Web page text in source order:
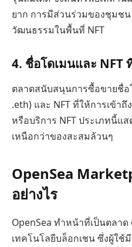
ยาก การมีส่วนร่วมของชุมช
วัฒนธรรมในพื้นที่ NFT
4. ชื่อโดเมนและ NFT
ตลาดสนับสนุนการซื้อขายชื่อ
.eth) และ NFT ที่ให้การเข้า
หรือบริการ NFT ประเภทนี้แ
เหนือกว่าของสะสมล้วนๆ
OpenSea
อย่างไร
OpenSea ทำหน้าที่เป็นตลา
เทคโนโลยีบล็อกเชน ซึ่งผู้ใช้